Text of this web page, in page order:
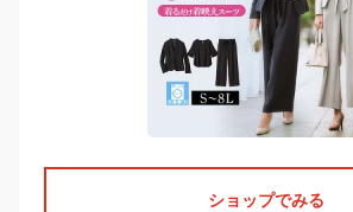
ショップでみる